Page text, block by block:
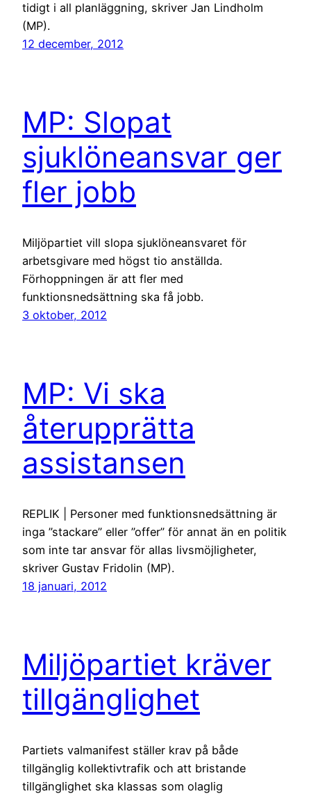
tidigt i all planläggning, skriver Jan Lindholm
(MP).
12 december, 2012
MP: Slopat
sjuklöneansvar ger
fler jobb
Miljöpartiet vill slopa sjuklöneansvaret för
arbetsgivare med högst tio anställda.
Förhoppningen är att fler med
funktionsnedsättning ska få jobb.
3 oktober, 2012
MP: Vi ska
återupprätta
assistansen
REPLIK | Personer med funktionsnedsättning är
inga ”stackare” eller ”offer” för annat än en politik
som inte tar ansvar för allas livsmöjligheter,
skriver Gustav Fridolin (MP).
18 januari, 2012
Miljöpartiet kräver
tillgänglighet
Partiets valmanifest ställer krav på både
tillgänglig kollektivtrafik och att bristande
tillgänglighet ska klassas som olaglig